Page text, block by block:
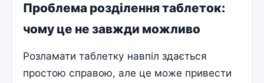
Проблема розділення таблеток:
чому це не завжди можливо
Розламати таблетку навпіл здається
простою справою, але це може привести